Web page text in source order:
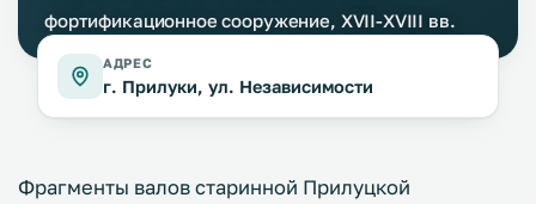
фортификационное сооружение, XVII-XVIIІ вв.
АДРЕС
г. Прилуки, ул. Независимости
Фрагменты валов старинной Прилуцкой